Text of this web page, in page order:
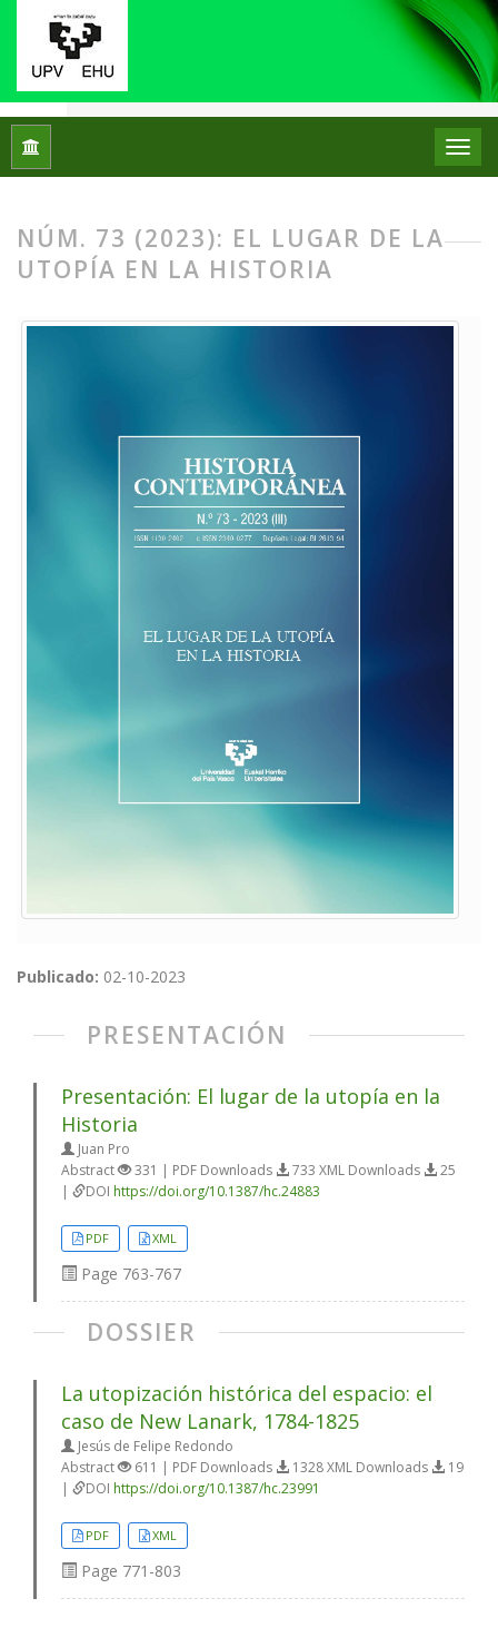
Inicio Núm. 73 (2023): EL LUGAR DE LA UTOPÍA
NÚM. 73 (2023): EL LUGAR DE LA
UTOPÍA EN LA HISTORIA
Publicado: 02-10-2023
PRESENTACIÓN
Presentación: El lugar de la utopía en la
Historia
Juan Pro
Abstract
331 | PDF Downloads 733 XML Downloads
25
|
DOI https://doi.org/10.1387/hc.24883
PDF XML
Page 763-767
DOSSIER
La utopización histórica del espacio: el
caso de New Lanark, 1784-1825
Jesús de Felipe Redondo
Abstract
611 | PDF Downloads 1328 XML Downloads
19
|
DOI https://doi.org/10.1387/hc.23991
PDF XML
Page 771-803